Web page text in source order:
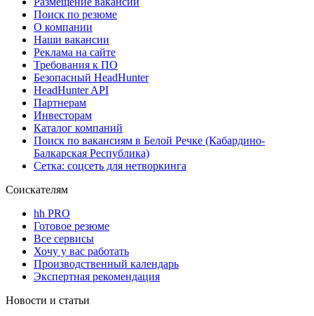
Поиск по резюме
О компании
Наши вакансии
Реклама на сайте
Требования к ПО
Безопасный HeadHunter
HeadHunter API
Партнерам
Инвесторам
Каталог компаний
Поиск по вакансиям в Белой Речке (Кабардино-
Балкарская Республика)
Сетка: соцсеть для нетворкинга
Соискателям
hh PRO
Готовое резюме
Все сервисы
Хочу у вас работать
Производственный календарь
Экспертная рекомендация
Новости и статьи